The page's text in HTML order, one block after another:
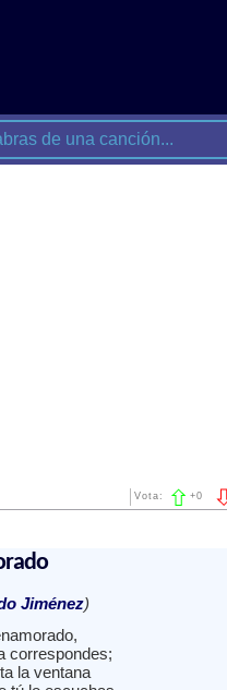
Vota: +0
Jiménez)
correspondes;
la ventana